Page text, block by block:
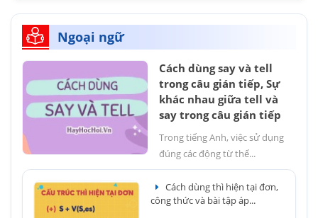
Ngoại ngữ
Cách dùng say và tell
trong câu gián tiếp, Sự
khác nhau giữa tell và
say trong câu gián tiếp
Trong tiếng Anh, việc sử dụng
đúng các động từ thể...
Cách dùng thì hiện tại đơn,
công thức và bài tập áp...